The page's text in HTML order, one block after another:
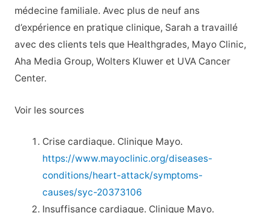
médecine familiale. Avec plus de neuf ans
d’expérience en pratique clinique, Sarah a travaillé
avec des clients tels que Healthgrades, Mayo Clinic,
Aha Media Group, Wolters Kluwer et UVA Cancer
Center.
Voir les sources
Crise cardiaque. Clinique Mayo.
https://www.mayoclinic.org/diseases-
conditions/heart-attack/symptoms-
causes/syc-20373106
Insuffisance cardiaque. Clinique Mayo.